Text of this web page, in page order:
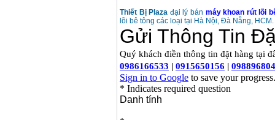
Thiết Bị Plaza đại lý bán máy khoan rút lõi
lõi bê tông các loại tại Hà Nội, Đà Nẵng,